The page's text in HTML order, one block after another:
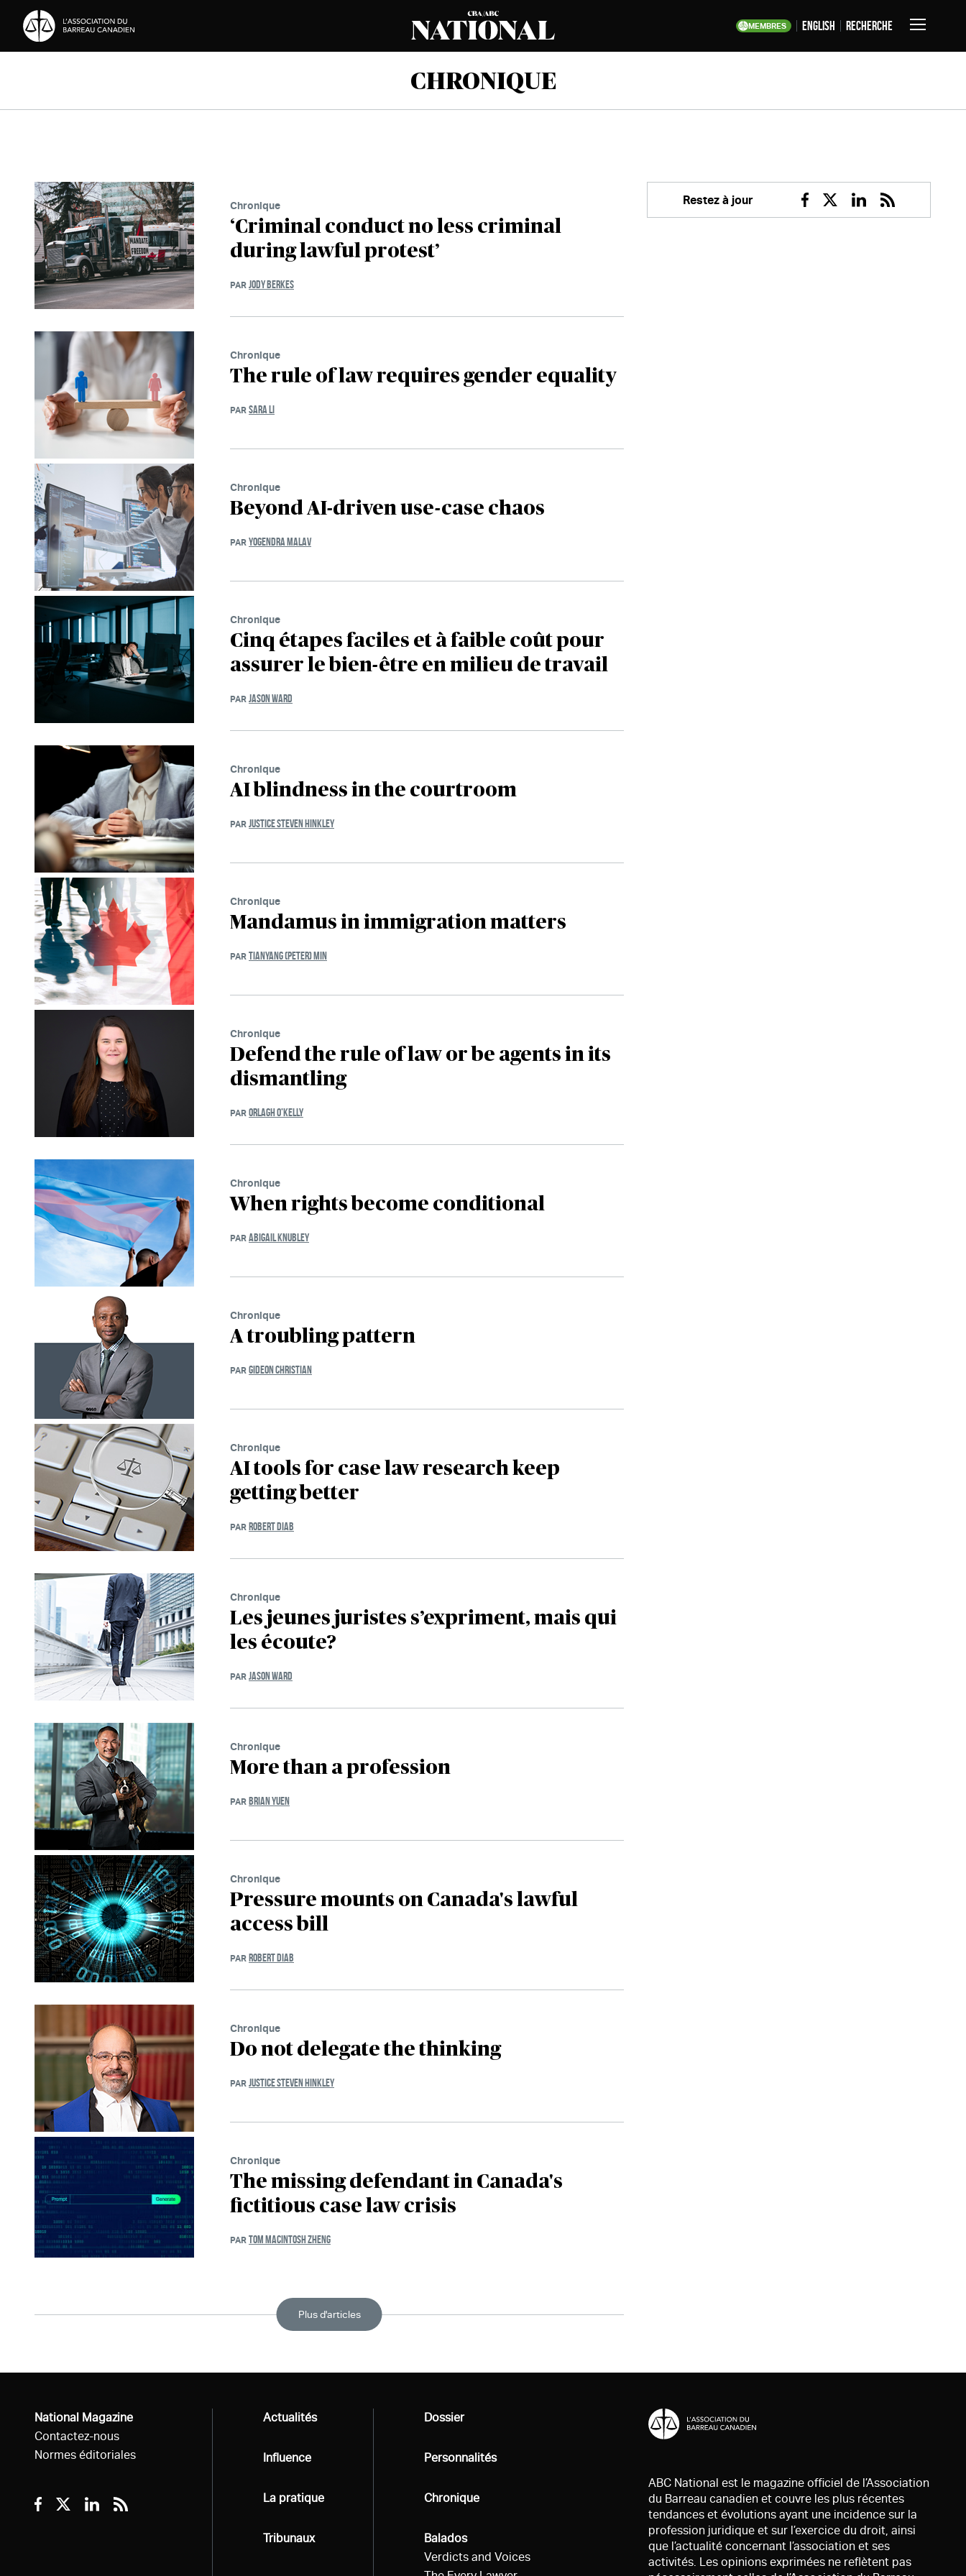
Passer au contenu MEMBRES English Recherche
Basculer
CHRONIQUE
Chronique
‘Criminal conduct no less criminal
during lawful protest’
PAR JODY BERKES
Chronique
The rule of law requires gender equality
PAR SARA LI
Chronique
Beyond AI-driven use-case chaos
PAR YOGENDRA MALAV
Chronique
Cinq étapes faciles et à faible coût pour
assurer le bien-être en milieu de travail
PAR JASON WARD
Chronique
AI blindness in the courtroom
PAR JUSTICE STEVEN HINKLEY
Chronique
Mandamus in immigration matters
PAR TIANYANG (PETER) MIN
Chronique
Defend the rule of law or be agents in its
dismantling
PAR ORLAGH O’KELLY
Chronique
When rights become conditional
PAR ABIGAIL KNUBLEY
Chronique
A troubling pattern
PAR GIDEON CHRISTIAN
Chronique
AI tools for case law research keep
getting better
PAR ROBERT DIAB
Chronique
Les jeunes juristes s’expriment, mais qui
les écoute?
PAR JASON WARD
Chronique
More than a profession
PAR BRIAN YUEN
Chronique
Pressure mounts on Canada's lawful
access bill
PAR ROBERT DIAB
Chronique
Do not delegate the thinking
PAR JUSTICE STEVEN HINKLEY
Chronique
The missing defendant in Canada's
fictitious case law crisis
PAR TOM MACINTOSH ZHENG
Plus d'articles
Restez à jour
Facebook
TwitterLinkedin
RSS
National Magazine
Contactez-nous
Normes éditoriales
Facebook
TwitterLinkedin
RSS
Tous
Actualités
Tous
Influence
Tous
La pratique
Tous
Tribunaux
Tous
Dossier
Tous
Personnalités
Tous
Chronique
Tous
Balados
Verdicts and Voices
ABC National est le magazine officiel de l’Association
du Barreau canadien et couvre les plus récentes
tendances et évolutions ayant une incidence sur la
profession juridique et sur l’exercice du droit, ainsi
que l’actualité concernant l’association et ses
activités. Les opinions exprimées ne reflètent pas